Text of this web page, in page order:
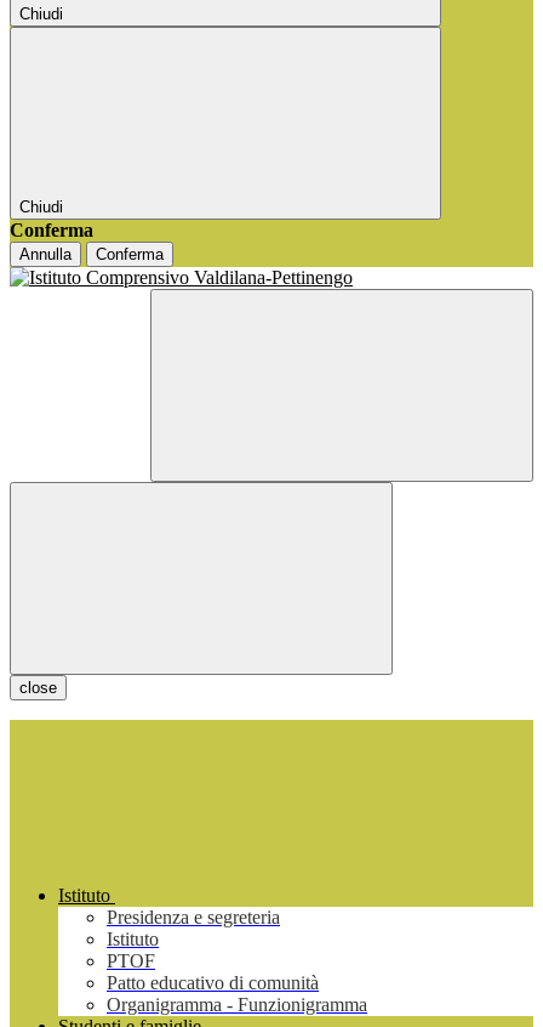
Chiudi
Chiudi
Conferma
Annulla Conferma
close
Istituto
Presidenza e segreteria
Istituto
PTOF
Patto educativo di comunità
Organigramma - Funzionigramma